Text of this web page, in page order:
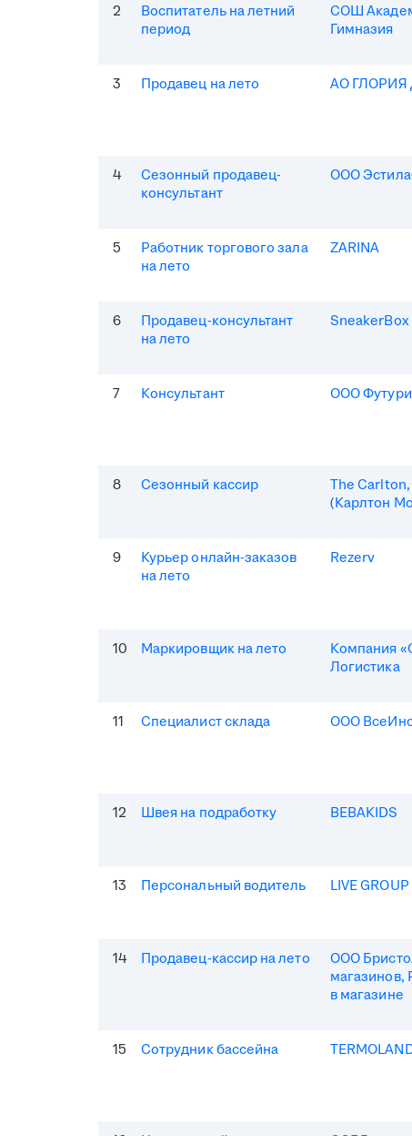
2
Воспитатель на летний
период
СОШ
Гимназия
3 Продавец на лето АО
4
Сезонный продавец-
консультант
ООО
5
Работник торгового зала
на лето
ZARINA
6
Продавец-консультант
на лето
SneakerBox
7 Консультант ООО
8 Сезонный кассир
The
(Карлтон
9
Курьер онлайн-заказов
на лето
Rezerv
10 Маркировщик на лето
Компания
Логистика
11 Специалист склада ООО
12 Швея на подработку BEBAKIDS
13 Персональный водитель LIVE GROUP
14 Продавец-кассир на лето
ООО
магазинов,
в магазине
15 Сотрудник бассейна